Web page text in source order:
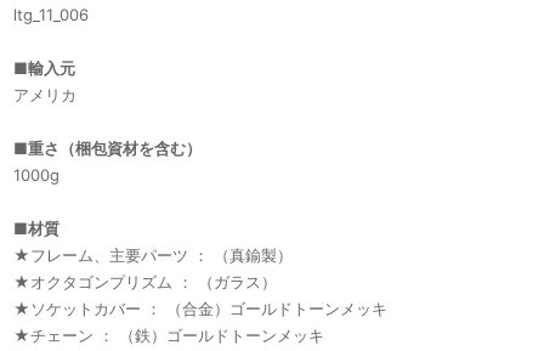
ltg_11_006
■輸入元
アメリカ
■重さ（梱包資材を含む）
1000g
■材質
★フレーム、主要パーツ ： （真鍮製）
★オクタゴンプリズム ： （ガラス）
★ソケットカバー ： （合金）ゴールドトーンメッキ
★チェーン ： （鉄）ゴールドトーンメッキ